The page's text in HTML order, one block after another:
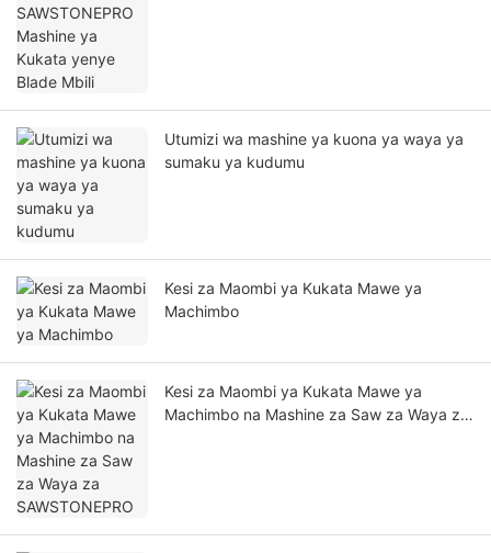
Utumizi wa mashine ya kuona ya waya ya
sumaku ya kudumu
Kesi za Maombi ya Kukata Mawe ya
Machimbo
Kesi za Maombi ya Kukata Mawe ya
Machimbo na Mashine za Saw za Waya za